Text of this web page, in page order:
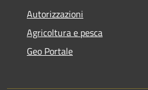
Autorizzazioni
Agricoltura e pesca
Geo Portale